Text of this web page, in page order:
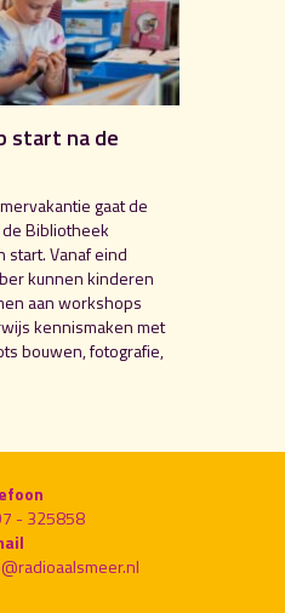
start na de
gaat de
de Bibliotheek
start. Vanaf eind
kunnen kinderen
aan workshops
kennismaken met
bouwen, fotografie,
- 325858